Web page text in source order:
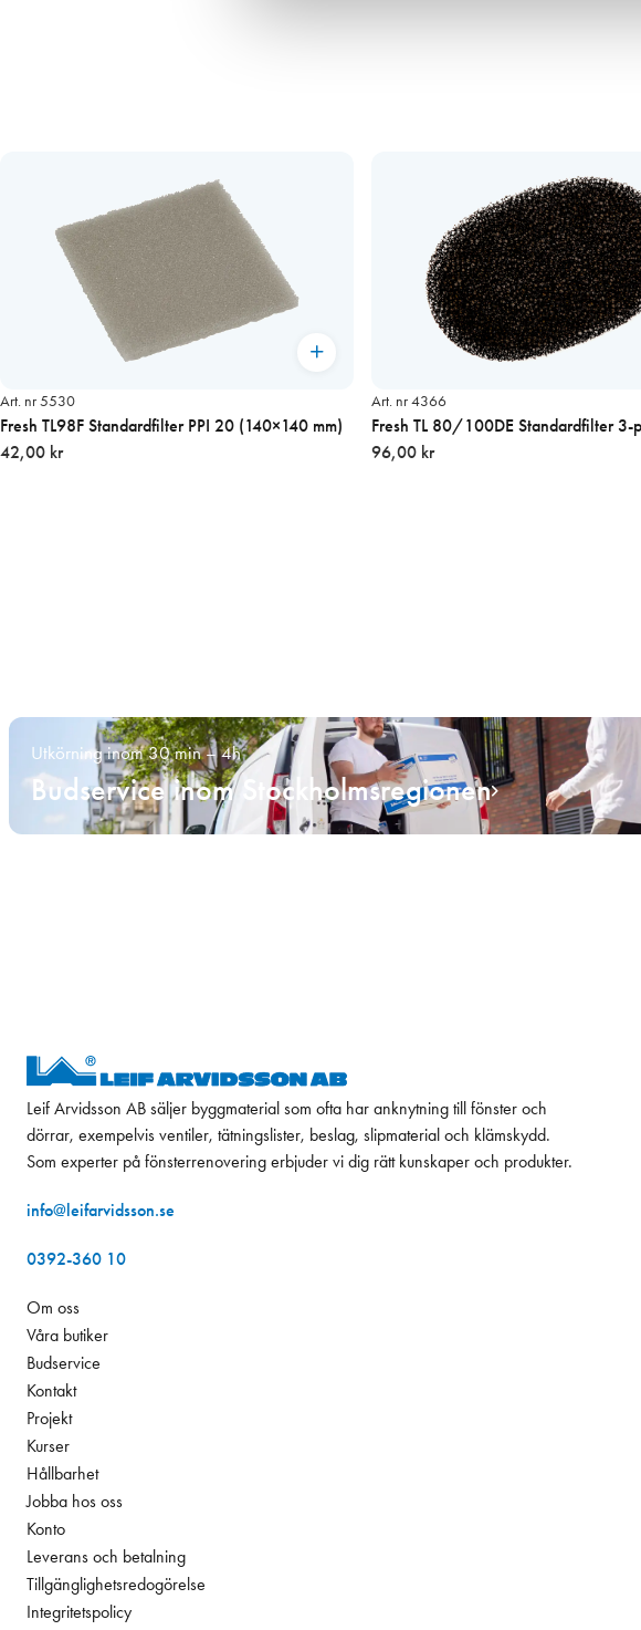
Art. nr 5530
Fresh TL98F Standardfilter PPI 20 (140×140 mm)
42,00 kr
Art. nr 4366
Fresh TL 80/100DE Standardfilter 3-
96,00 kr
Utkörning inom 30 min – 4h
Budservice inom Stockholmsregionen
Leif Arvidsson AB säljer byggmaterial som ofta har anknytning till fönster och
dörrar, exempelvis ventiler, tätningslister, beslag, slipmaterial och klämskydd.
Som experter på fönsterrenovering erbjuder vi dig rätt kunskaper och produkter.
info@leifarvidsson.se
0392-360 10
Om oss
Våra butiker
Budservice
Kontakt
Projekt
Kurser
Hållbarhet
Jobba hos oss
Konto
Leverans och betalning
Tillgänglighetsredogörelse
Integritetspolicy